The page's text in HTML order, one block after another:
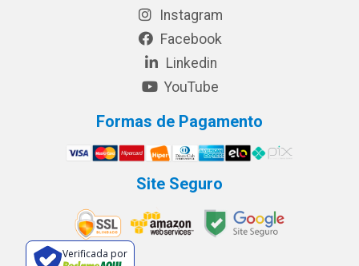
Instagram
Facebook
Linkedin
YouTube
Formas de Pagamento
Site Seguro
Verificada por